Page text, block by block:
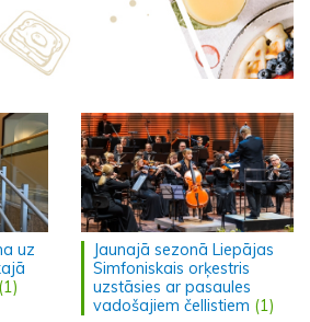
uz
(1)
Jaunajā sezonā Liepājas
Simfoniskais orķestris
uzstāsies ar pasaules
vadošajiem čellistiem (1)